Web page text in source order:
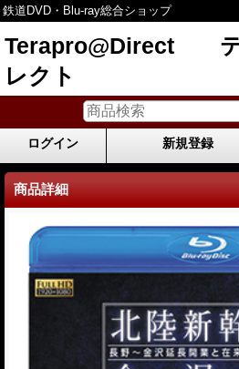
鉄道DVD・Blu-ray総合ショップ
Terapro@Direct テ
レクト
ログイン 新規登録
商品詳細